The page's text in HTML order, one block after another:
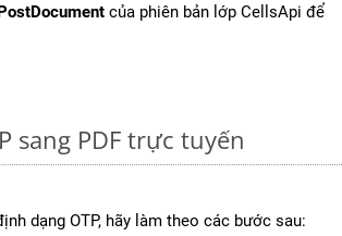
của phiên bản lớp CellsApi để
sang PDF trực tuyến
dạng OTP, hãy làm theo các bước sau: